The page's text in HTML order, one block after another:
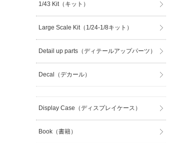
1/43 Kit（キット）
Large Scale Kit（1/24-1/8キット）
Detail up parts（ディテールアップパーツ）
Decal（デカール）
Display Case（ディスプレイケース）
Book（書籍）